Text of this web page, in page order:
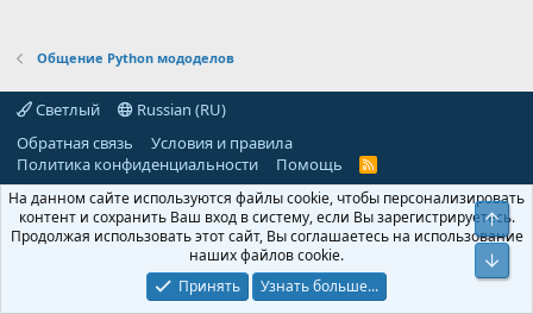
Общение Python мододелов
Светлый
Russian (RU)
Обратная связь
Условия и правила
Политика конфиденциальности
Помощь
R
S
На данном сайте используются файлы cookie, чтобы персонализировать
контент и сохранить Ваш вход в систему, если Вы зарегистрируетесь.
Продолжая использовать этот сайт, Вы соглашаетесь на использование
наших файлов cookie.
Принять
Узнать больше...